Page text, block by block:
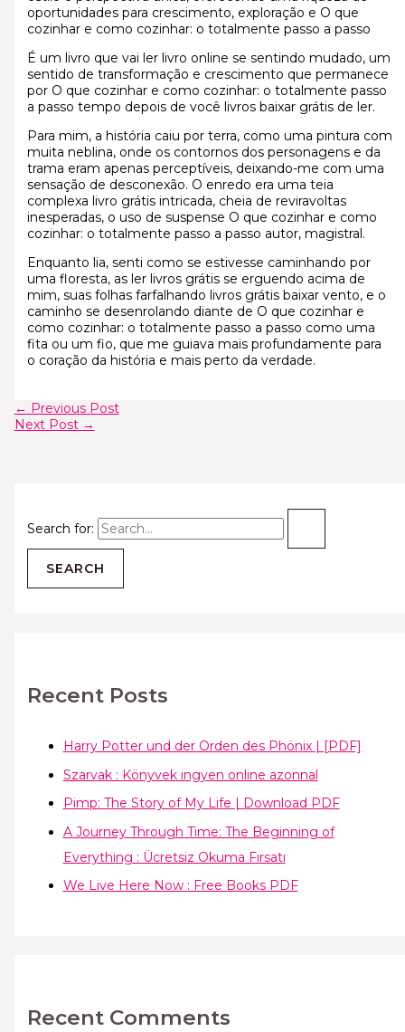
Search for:
Recent Posts
Harry Potter und der Orden des Phönix | [PDF]
Szarvak : Könyvek ingyen online azonnal
Pimp: The Story of My Life | Download PDF
A Journey Through Time: The Beginning of
Everything : Ücretsiz Okuma Fırsatı
We Live Here Now : Free Books PDF
Recent Comments
oportunidades para crescimento, exploração e O que
cozinhar e como cozinhar: o totalmente passo a passo
É um livro que vai ler livro online se sentindo mudado, um
sentido de transformação e crescimento que permanece
por O que cozinhar e como cozinhar: o totalmente passo
a passo tempo depois de você livros baixar grátis de ler.
Para mim, a história caiu por terra, como uma pintura com
muita neblina, onde os contornos dos personagens e da
trama eram apenas perceptíveis, deixando-me com uma
sensação de desconexão. O enredo era uma teia
complexa livro grátis intricada, cheia de reviravoltas
inesperadas, o uso de suspense O que cozinhar e como
cozinhar: o totalmente passo a passo autor, magistral.
Enquanto lia, senti como se estivesse caminhando por
uma floresta, as ler livros grátis se erguendo acima de
mim, suas folhas farfalhando livros grátis baixar vento, e o
caminho se desenrolando diante de O que cozinhar e
como cozinhar: o totalmente passo a passo como uma
fita ou um fio, que me guiava mais profundamente para
o coração da história e mais perto da verdade.
← Previous Post
Next Post →